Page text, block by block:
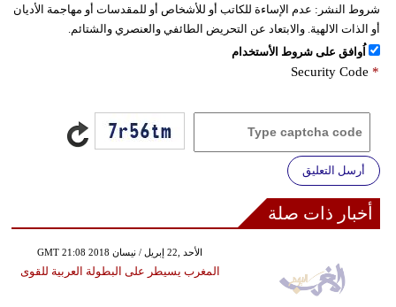
شروط النشر: عدم الإساءة للكاتب أو للأشخاص أو للمقدسات أو مهاجمة الأديان
أو الذات الالهية. والابتعاد عن التحريض الطائفي والعنصري والشتائم.
اُوافق على شروط الأستخدام
Security Code *
أرسل التعليق
أخبار ذات صلة
GMT 21:08 2018 الأحد ,22 إبريل / نيسان
المغرب يسيطر على البطولة العربية للقوى